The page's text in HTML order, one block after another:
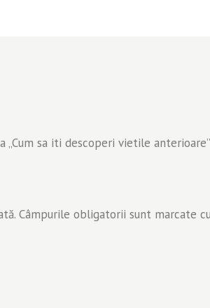
„Cum sa iti descoperi vietile anterioare”
Câmpurile obligatorii sunt marcate